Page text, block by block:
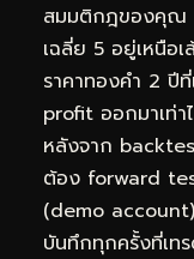
สมมติกฎของคุณ
เฉลี่ย 5 อยู่เหนือ
ราคาทองคำ 2 ปี
profit ออกมาเท่า
หลังจาก
ต้อง forward
(demo
บันทึกทุกครั้งที่เท